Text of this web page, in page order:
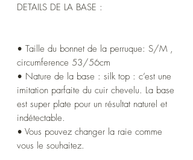
DETAILS DE LA BASE :
• Taille du bonnet de la perruque: S/M ,
circumference 53/56cm
• Nature de la base : silk top : c’est une
imitation parfaite du cuir chevelu. La base
est super plate pour un résultat naturel et
indétectable.
• Vous pouvez changer la raie comme
vous le souhaitez.